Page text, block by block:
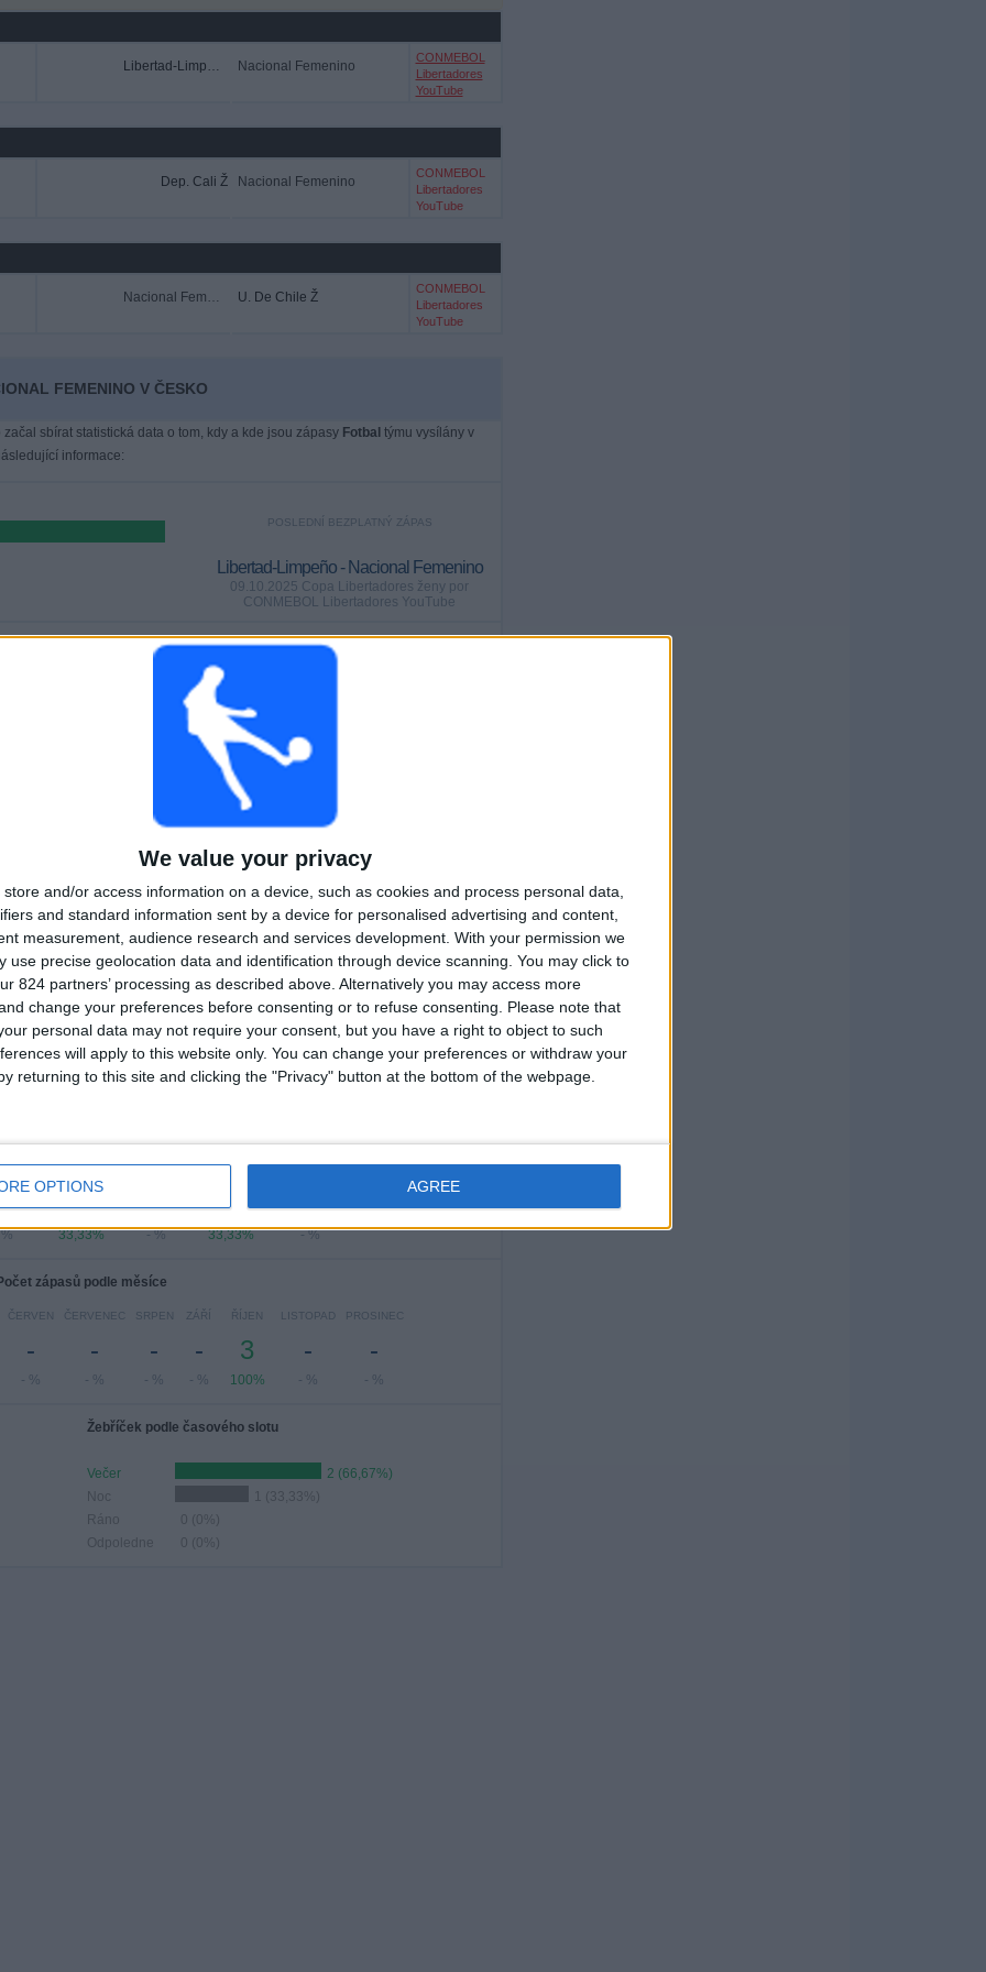
We value your privacy
store and/or access information on a device, such as cookies and process personal data,
and standard information sent by a device for personalised advertising and content,
measurement, audience research and services development. With your permission we
use precise geolocation data and identification through device scanning. You may click to
824 partners’ processing as described above. Alternatively you may access more
change your preferences before consenting or to refuse consenting.
Please note that
personal data may not require your consent, but you have a right to object to such
will apply to this website only. You can change your preferences or withdraw your
returning to this site and clicking the "Privacy" button at the bottom of the webpage.
OPTIONS AGREE
Libertad-Limpeño Nacional Femenino
CONMEBOL
Libertadores
YouTube
Dep. Cali Ž Nacional Femenino
CONMEBOL
Libertadores
YouTube
Nacional Femenino U. De Chile Ž
CONMEBOL
Libertadores
YouTube
FEMENINO V ČESKO
začal sbírat statistická data o tom, kdy a kde jsou zápasy Fotbal týmu vysílány v
informace:
POSLEDNÍ BEZPLATNÝ ZÁPAS
Libertad-Limpeño - Nacional Femenino
09.10.2025 Copa Libertadores ženy por
CONMEBOL Libertadores YouTube
Bez
bezplatného
HRY
0
Po sobě jdoucí
placené
Soupeři
MAXIMÁLNÍ
1
VS Libertad-
Limpeño
CELKEM
1
Soutěže
3 (100%)
Zobrazit celý žebříček
1
33,33%
-
- %
SOBOTA
1
33,33%
-
- %
zápasů podle měsíce
ČERVEN
-
- %
ČERVENEC
-
- %
SRPEN
-
- %
ZÁŘÍ
-
- %
ŘÍJEN
3
100%
LISTOPAD
-
- %
PROSINEC
-
- %
Žebříček podle časového slotu
Večer
2 (66,67%)
Noc
1 (33,33%)
Ráno
0 (0%)
Odpoledne
0 (0%)